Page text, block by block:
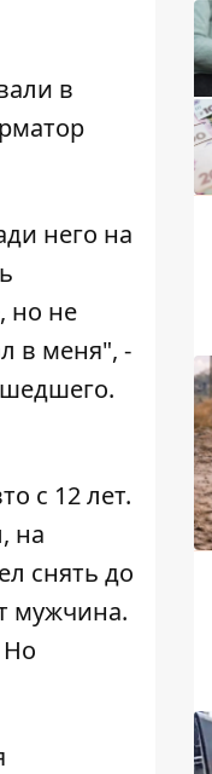
в
него на
но не
в меня", -
с 12 лет.
на
снять до
мужчина.
Но